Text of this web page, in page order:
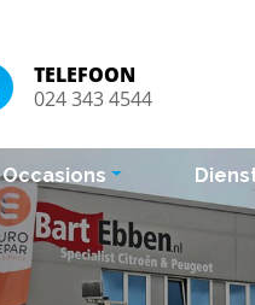
TELEFOON
024 343 4544
Occasions